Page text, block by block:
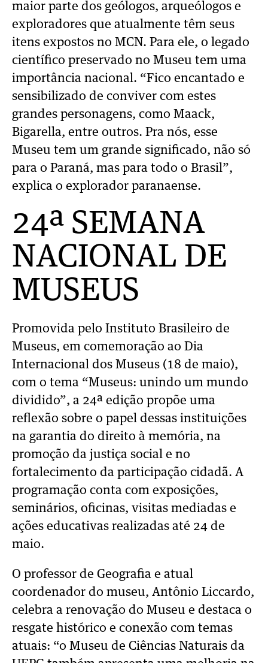
maior parte dos geólogos, arqueólogos e
exploradores que atualmente têm seus
itens expostos no MCN. Para ele, o legado
científico preservado no Museu tem uma
importância nacional. “Fico encantado e
sensibilizado de conviver com estes
grandes personagens, como Maack,
Bigarella, entre outros. Pra nós, esse
Museu tem um grande significado, não só
para o Paraná, mas para todo o Brasil”,
explica o explorador paranaense.
24ª SEMANA
NACIONAL DE
MUSEUS
Promovida pelo Instituto Brasileiro de
Museus, em comemoração ao Dia
Internacional dos Museus (18 de maio),
com o tema “Museus: unindo um mundo
dividido”, a 24ª edição propõe uma
reflexão sobre o papel dessas instituições
na garantia do direito à memória, na
promoção da justiça social e no
fortalecimento da participação cidadã. A
programação conta com exposições,
seminários, oficinas, visitas mediadas e
ações educativas realizadas até 24 de
maio.
O professor de Geografia e atual
coordenador do museu, Antônio Liccardo,
celebra a renovação do Museu e destaca o
resgate histórico e conexão com temas
atuais: “o Museu de Ciências Naturais da